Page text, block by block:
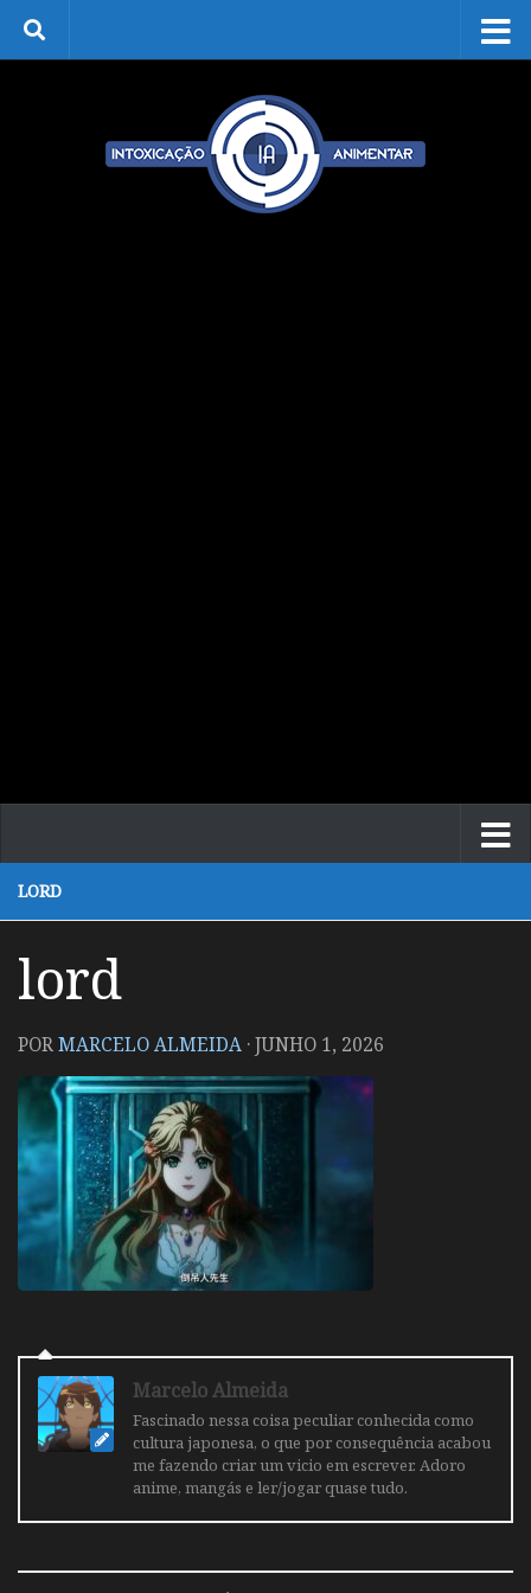
Skip to content
LORD
lord
PORMARCELO ALMEIDA ·JUNHO 1, 2026
Marcelo Almeida
Fascinado nessa coisa peculiar conhecida como
cultura japonesa, o que por consequência acabou
me fazendo criar um vicio em escrever. Adoro
anime, mangás e ler/jogar quase tudo.